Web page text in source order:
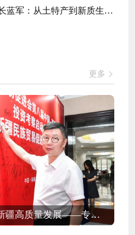
专访中国民族贸易促进会会长蓝军：从土特产到新质生产力
更多
中国民贸立足优势 助推新疆高质量发展——专访中国民族贸易促进会会长蓝军